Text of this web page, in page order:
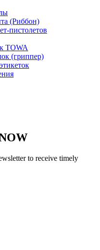
(Риббон)
пистолетов
TOWA
(гриппер)
to receive timely